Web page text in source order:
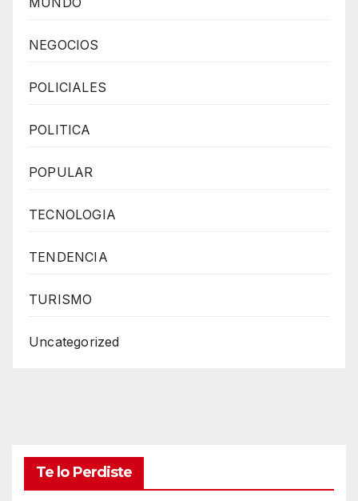
NEGOCIOS
POLICIALES
POLITICA
POPULAR
TECNOLOGIA
TENDENCIA
TURISMO
Uncategorized
Te lo Perdiste